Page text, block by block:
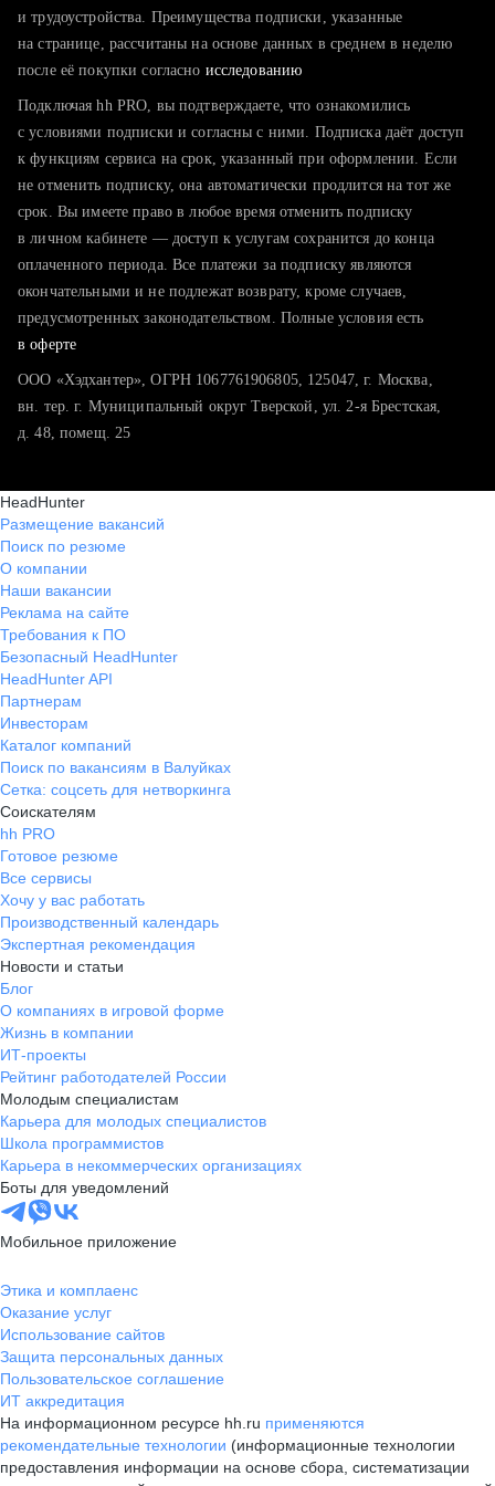
тратите много времени на поиск и вручную поднимаете
хотите сравнить себя с конкурентами и оценить шансы
и трудоустройства. Преимущества подписки, указанные
на странице, рассчитаны на основе данных в среднем в неделю
после её покупки согласно исследованию
Подключая hh PRO, вы подтверждаете, что ознакомились
с условиями подписки и согласны с ними. Подписка даёт доступ
к функциям сервиса на срок, указанный при оформлении. Если
не отменить подписку, она автоматически продлится на тот же
срок. Вы имеете право в любое время отменить подписку
в личном кабинете — доступ к услугам сохранится до конца
оплаченного периода. Все платежи за подписку являются
окончательными и не подлежат возврату, кроме случаев,
предусмотренных законодательством. Полные условия есть
в оферте
ООО «Хэдхантер», ОГРН 1067761906805, 125047, г. Москва,
вн. тер. г. Муниципальный округ Тверской, ул. 2-я Брестская,
д. 48, помещ. 25
HeadHunter
Размещение вакансий
Поиск по резюме
О компании
Наши вакансии
Реклама на сайте
Требования к ПО
Безопасный HeadHunter
HeadHunter API
Партнерам
Инвесторам
Каталог компаний
Поиск по вакансиям в Валуйках
Сетка: соцсеть для нетворкинга
Соискателям
hh PRO
Готовое резюме
Все сервисы
Хочу у вас работать
Производственный календарь
Экспертная рекомендация
Новости и статьи
Блог
О компаниях в игровой форме
Жизнь в компании
ИТ-проекты
Рейтинг работодателей России
Молодым специалистам
Карьера для молодых специалистов
Школа программистов
Карьера в некоммерческих организациях
Боты для уведомлений
Мобильное приложение
Этика и комплаенс
Оказание услуг
Использование сайтов
Защита персональных данных
Пользовательское соглашение
ИТ аккредитация
На информационном ресурсе hh.ru применяются
рекомендательные технологии (информационные технологии
предоставления информации на основе сбора, систематизации